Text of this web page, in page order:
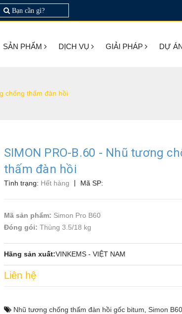
Bạn cần gì?
SẢN PHẨM DỊCH VỤ GIẢI PHÁP DỰ
chống thấm đàn hồi
SIMON PRO-B.60 - Nhũ tương
thấm đàn hồi
Tình trạng: Hết hàng | Mã SP:
Mã sản phẩm: Simon Pro B60
Đóng gói: Thùng 3.5/18 kg
Hãng sản xuất:VINKEMS - VIỆT NAM
Liên hệ
Nhũ tương chống thấm đàn hồi gốc bitum Simon B60